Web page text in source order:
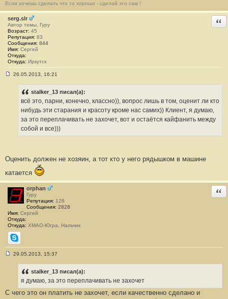
е
#
1
1
Если хочешь сделать что то хорошо - сделай это сам !
serg.slr
Автор темы, Гуру
Возраст: 45
Репутация: 83
Сообщения: 844
Имя: Сергей
Откуда:
Откуда: Иркутск
26.05.2013, 16:21
stalker_13 писал(а):
всё это, парни, конечно, классно)), вопрос лишь в том, оценит ли кто
нибудь эти старания и красоту кроме нас самих)) Клиент, я думаю,
за это переплачивать не захочет, вот и остаётся кайфанить между
собой и все)))
Оценить должен не хозяин, а тот кто у него рядышком в машине
катается
orphan
Гуру
Репутация: 128
Сообщения: 2828
Имя: Сергей
Откуда:
Откуда: ХМАО-Югра, Нальчик
Skype
н
29.05.2013, 15:37
stalker_13 писал(а):
я думаю, за это переплачивать не захочет
С чего это он платить не захочет, если качественно сделано и